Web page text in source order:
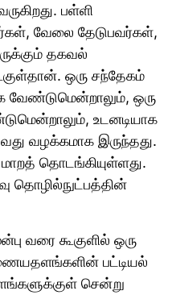
பள்ளி
வேலை தேடுபவர்கள்,
தகவல்
ஒரு சந்தேகம்
வேண்டுமென்றாலும், ஒரு
உடனடியாக
வழக்கமாக இருந்தது.
தொடங்கியுள்ளது.
தொழில்நுட்பத்தின்
வரை கூகுளில் ஒரு
பட்டியல்
சென்று